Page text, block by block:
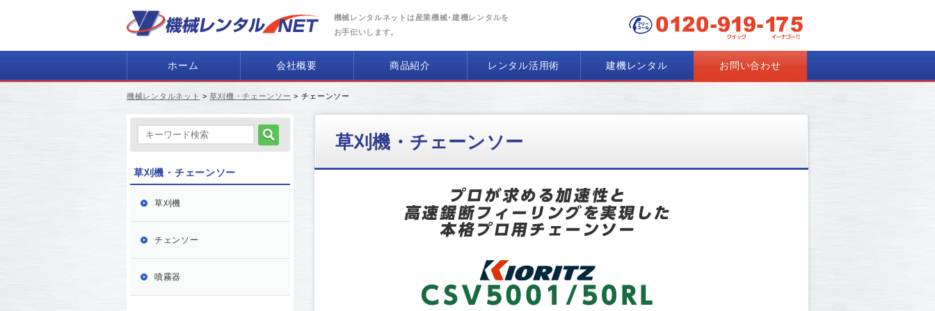
機械レンタルネットは産業機械･建機レンタルを
お手伝いします。
ホーム 会社概要 商品紹介 レンタル活用術 建機レンタル お問い合わせ
機械レンタルネット >草刈機・チェーンソー > チェーンソー
草刈機・チェーンソー
草刈機・チェーンソー
草刈機
チェンソー
噴霧器